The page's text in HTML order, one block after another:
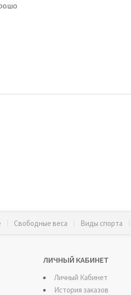
Свободные веса Виды спорта
ЛИЧНЫЙ КАБИНЕТ
Личный Кабинет
История заказов